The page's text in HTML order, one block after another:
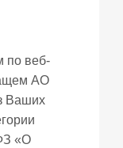
по веб-
АО
Ваших
«О